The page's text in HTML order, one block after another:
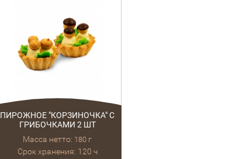
ПИРОЖНОЕ "КОРЗИНОЧКА" С
ГРИБОЧКАМИ 2 ШТ
Масса нетто: 180 г
Срок хранения: 120 ч